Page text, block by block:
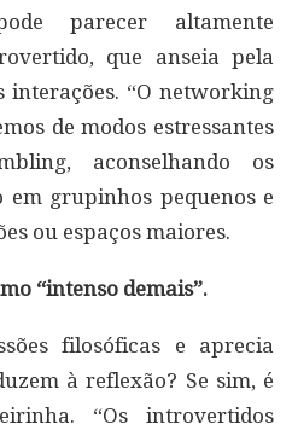
parecer altamente
que anseia pela
interações. “O networking
de modos estressantes
aconselhando os
grupinhos pequenos e
ou espaços maiores.
“intenso demais”.
filosóficas e aprecia
à reflexão? Se sim, é
“Os introvertidos